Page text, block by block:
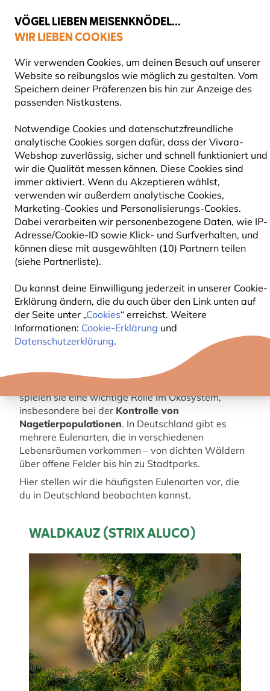
VÖGEL LIEBEN MEISENKNÖDEL...
WIR LIEBEN COOKIES
Wir verwenden Cookies, um deinen Besuch auf unserer
Website so reibungslos wie möglich zu gestalten. Vom
Speichern deiner Präferenzen bis hin zur Anzeige des
passenden Nistkastens.
Notwendige Cookies und datenschutzfreundliche
analytische Cookies sorgen dafür, dass der Vivara-
Webshop zuverlässig, sicher und schnell funktioniert und
wir die Qualität messen können. Diese Cookies sind
immer aktiviert. Wenn du Akzeptieren wählst,
verwenden wir außerdem analytische Cookies,
Marketing-Cookies und Personalisierungs-Cookies.
Dabei verarbeiten wir personenbezogene Daten, wie IP-
Adresse/Cookie-ID sowie Klick- und Surfverhalten, und
können diese mit ausgewählten (10) Partnern teilen
(siehe Partnerliste).
Du kannst deine Einwilligung jederzeit in unserer Cookie-
Erklärung ändern, die du auch über den Link unten auf
der Seite unter „Cookies“ erreichst. Weitere
Informationen: Cookie-Erklärung und
Datenschutzerklärung.
Gratis Versand ab 49 €
Blog Information
WELCHE EULENARTEN GIBT
ES IN DEUTSCHLAND?
Vivara Content
Team
10 September
2025
INFORMATION
VÖGEL
Eulen gehören zu den faszinierendsten Vögeln
unserer Natur. Mit ihren lautlosen Flügen, großen
spielen sie eine wichtige Rolle im Ökosystem,
insbesondere bei der Kontrolle von
Nagetierpopulationen. In Deutschland gibt es
mehrere Eulenarten, die in verschiedenen
Lebensräumen vorkommen – von dichten Wäldern
über offene Felder bis hin zu Stadtparks.
Hier stellen wir die häufigsten Eulenarten vor, die
du in Deutschland beobachten kannst.
WALDKAUZ (STRIX ALUCO)